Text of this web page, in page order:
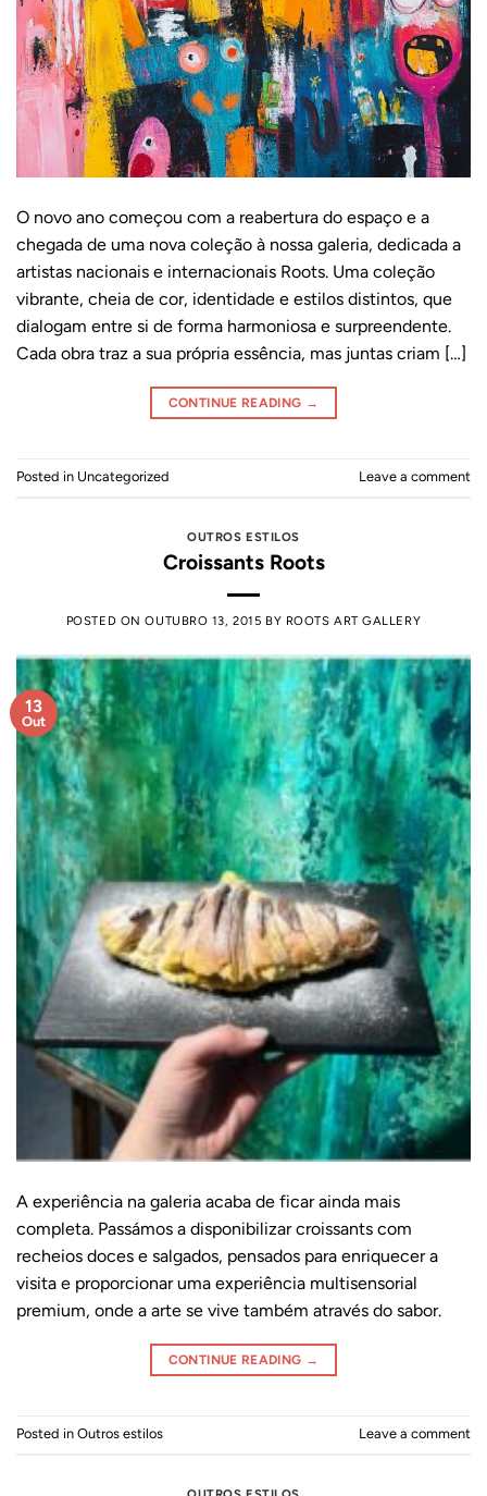
O novo ano começou com a reabertura do espaço e a
chegada de uma nova coleção à nossa galeria, dedicada a
artistas nacionais e internacionais Roots. Uma coleção
vibrante, cheia de cor, identidade e estilos distintos, que
dialogam entre si de forma harmoniosa e surpreendente.
Cada obra traz a sua própria essência, mas juntas criam […]
CONTINUE READING →
Posted in Uncategorized Leave a comment
OUTROS ESTILOS
Croissants Roots
POSTED ONOUTUBRO 13, 2015 BY ROOTS ART GALLERY
13
Out
A experiência na galeria acaba de ficar ainda mais
completa. Passámos a disponibilizar croissants com
recheios doces e salgados, pensados para enriquecer a
visita e proporcionar uma experiência multisensorial
premium, onde a arte se vive também através do sabor.
CONTINUE READING →
Posted in Outros estilos Leave a comment